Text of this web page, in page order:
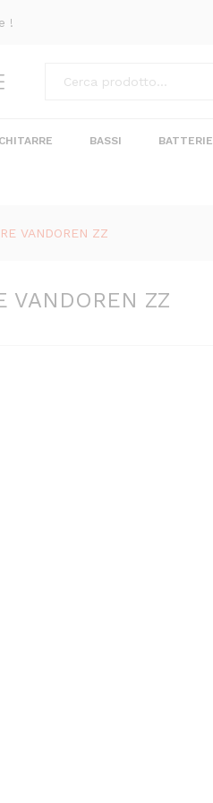
!
Categorie
CHITARRE BASSI BATTERIE
VANDOREN ZZ
VANDOREN ZZ
VANDOREN ZZ